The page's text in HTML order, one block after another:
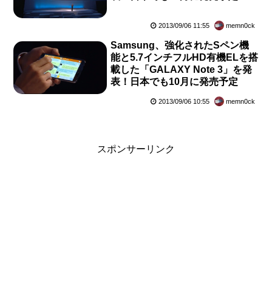
2013/09/06 11:55 memn0ck
Samsung、強化されたSペン機
能と5.7インチフルHD有機ELを搭
載した「GALAXY Note 3」を発
表！日本でも10月に発売予定
2013/09/06 10:55 memn0ck
スポンサーリンク